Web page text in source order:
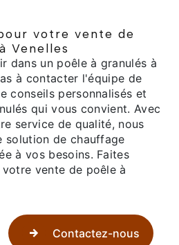
votre vente de
Venelles
dans un poêle à granulés à
à contacter l'équipe de
conseils personnalisés et
qui vous convient. Avec
service de qualité, nous
solution de chauffage
à vos besoins. Faites
vente de poêle à
Contactez-nous